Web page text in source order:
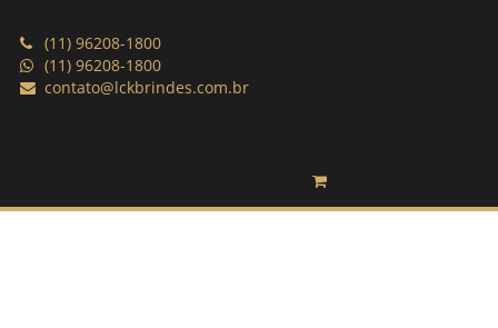
(11) 96208-1800
(11) 96208-1800
contato@lckbrindes.com.br